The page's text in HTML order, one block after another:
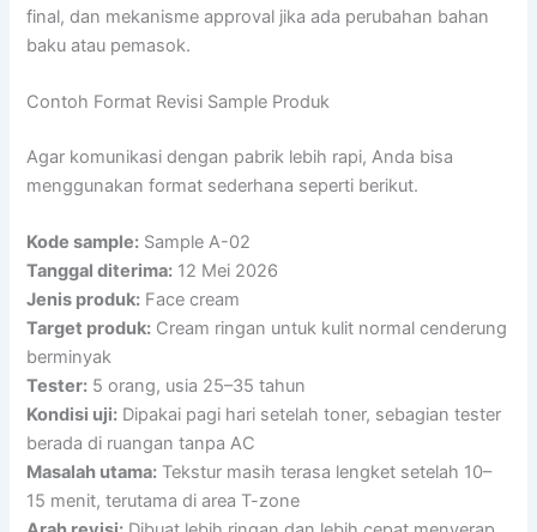
final, dan mekanisme approval jika ada perubahan bahan
baku atau pemasok.
Contoh Format Revisi Sample Produk
Agar komunikasi dengan pabrik lebih rapi, Anda bisa
menggunakan format sederhana seperti berikut.
Kode sample: Sample A-02
Tanggal diterima: 12 Mei 2026
Jenis produk: Face cream
Target produk: Cream ringan untuk kulit normal cenderung
berminyak
Tester: 5 orang, usia 25–35 tahun
Kondisi uji: Dipakai pagi hari setelah toner, sebagian tester
berada di ruangan tanpa AC
Masalah utama: Tekstur masih terasa lengket setelah 10–
15 menit, terutama di area T-zone